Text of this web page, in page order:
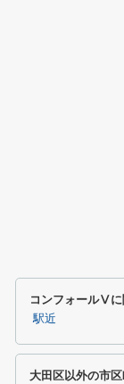
コンフォールⅤ
駅近
大田区以外の市